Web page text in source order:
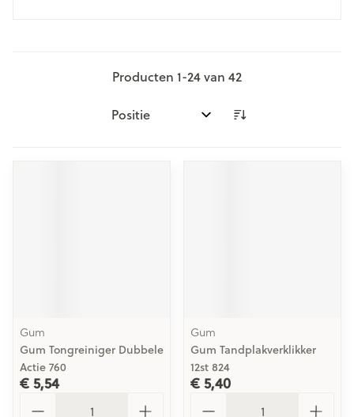
Producten 1-24van 42
Sorteer op:
Gum
Gum Tongreiniger Dubbele
Actie 760
€ 5,54
Gum
Gum Tandplakverklikker
12st 824
€ 5,40